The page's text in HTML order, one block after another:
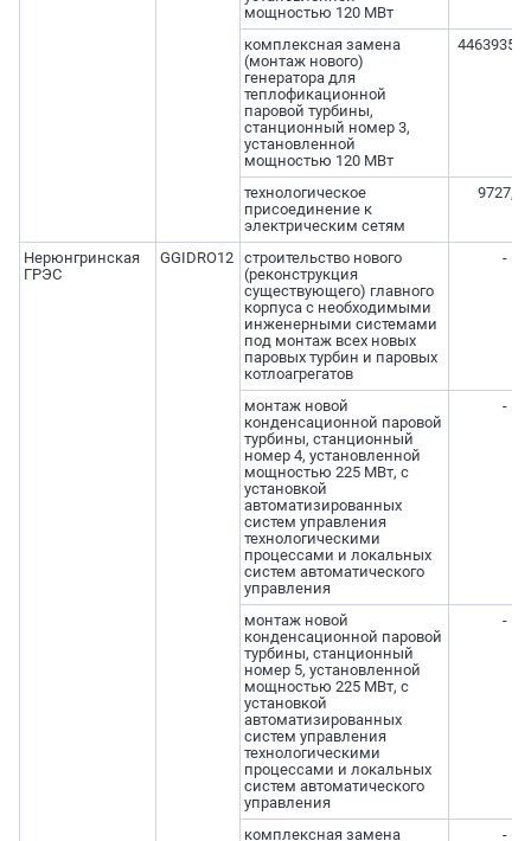
мощностью 120 МВт
комплексная замена
(монтаж нового)
генератора для
теплофикационной
паровой турбины,
станционный номер 3,
установленной
мощностью 120 МВт
технологическое
присоединение к
электрическим сетям
9727,19
Нерюнгринская
ГРЭС
GGIDRO12
строительство нового
(реконструкция
существующего) главного
корпуса с необходимыми
инженерными системами
под монтаж всех новых
паровых турбин и паровых
котлоагрегатов
-
монтаж новой
конденсационной паровой
турбины, станционный
номер 4, установленной
мощностью 225 МВт, с
установкой
автоматизированных
систем управления
технологическими
процессами и локальных
систем автоматического
управления
-
монтаж новой
конденсационной паровой
турбины, станционный
номер 5, установленной
мощностью 225 МВт, с
установкой
автоматизированных
систем управления
технологическими
процессами и локальных
систем автоматического
управления
-
комплексная замена -